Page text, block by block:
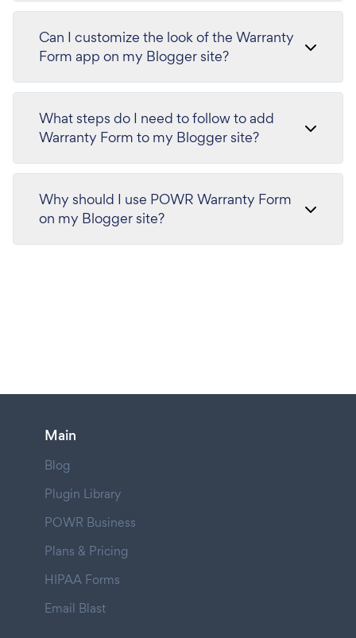
Can I customize the look of the Warranty
Form app on my Blogger site?
What steps do I need to follow to add
Warranty Form to my Blogger site?
Why should I use POWR Warranty Form
on my Blogger site?
Main
Blog
Plugin Library
POWR Business
Plans & Pricing
HIPAA Forms
Email Blast